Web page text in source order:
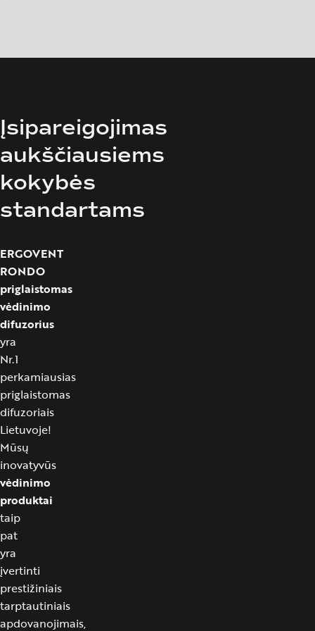
Įsipareigojimas
aukščiausiems
kokybės
standartams
ERGOVENT
RONDO
priglaistomas
vėdinimo
difuzorius
yra
Nr.1
perkamiausias
priglaistomas
difuzoriais
Lietuvoje!
Mūsų
inovatyvūs
vėdinimo
produktai
taip
pat
yra
įvertinti
prestižiniais
tarptautiniais
apdovanojimais,